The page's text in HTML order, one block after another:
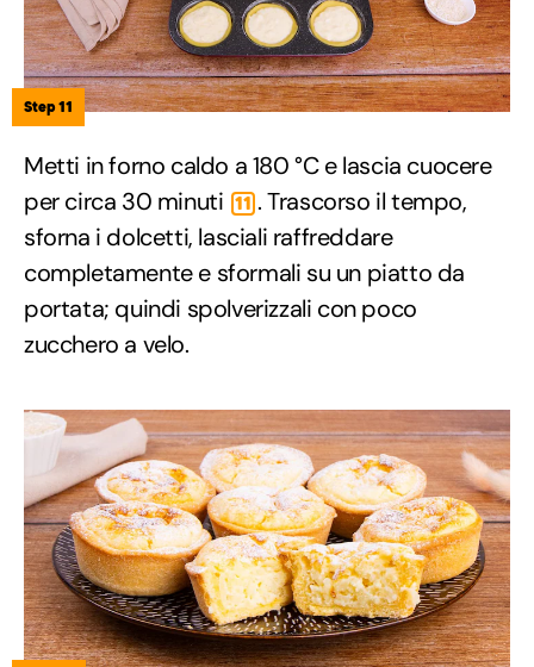
Step 11
Metti in forno caldo a 180 °C e lascia cuocere
per circa 30 minuti 11 . Trascorso il tempo,
sforna i dolcetti, lasciali raffreddare
completamente e sformali su un piatto da
portata; quindi spolverizzali con poco
zucchero a velo.